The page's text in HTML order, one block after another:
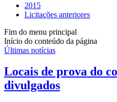
2015
Licitações anteriores
Fim do menu principal
Início do conteúdo da página
Últimas notícias
Locais de prova do
divulgados